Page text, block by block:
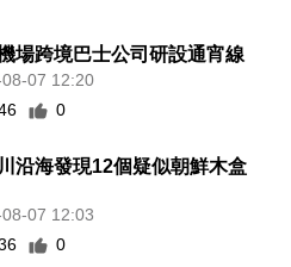
場跨境巴士公司研設通宵線
07 12:20
0
沿海發現12個疑似朝鮮木盒
07 12:03
0